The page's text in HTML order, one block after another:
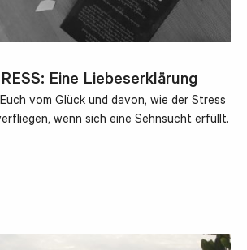
Eine Liebeserklärung
vom Glück und davon, wie der Stress
wenn sich eine Sehnsucht erfüllt.